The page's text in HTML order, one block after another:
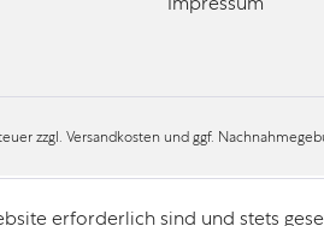
zzgl. Versandkostenund ggf.
erforderlich sind und stets